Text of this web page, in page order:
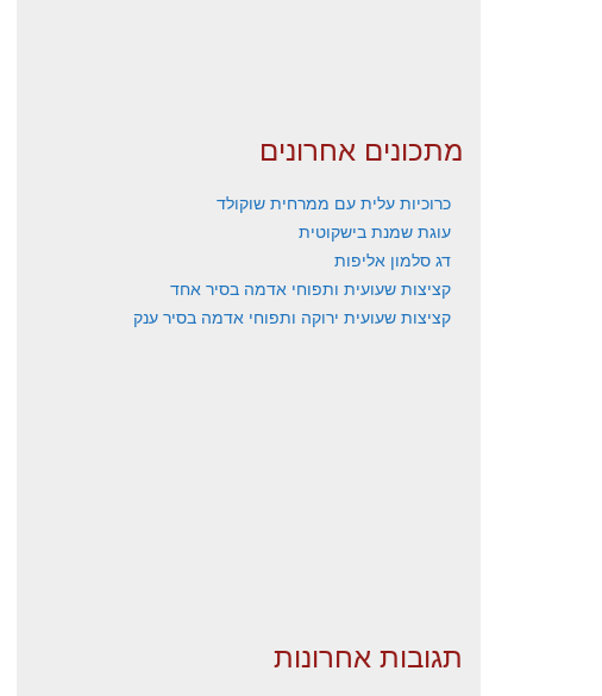
מתכונים אחרונים
כרוכיות עלית עם ממרחית שוקולד
עוגת שמנת בישקוטית
דג סלמון אליפות
קציצות שעועית ותפוחי אדמה בסיר אחד
קציצות שעועית ירוקה ותפוחי אדמה בסיר ענק
תגובות אחרונות